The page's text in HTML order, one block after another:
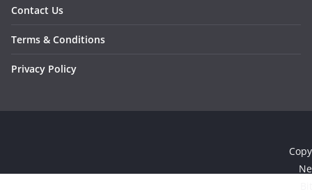
Contact Us
Terms & Conditions
Privacy Policy